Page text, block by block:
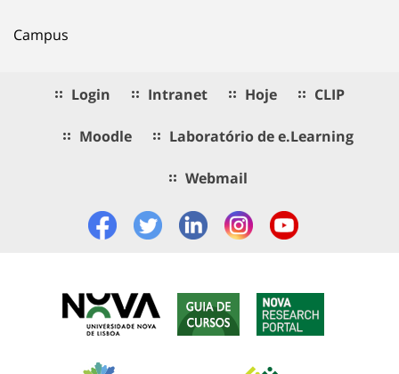
Campus
Login Intranet Hoje CLIP
Moodle Laboratório de e.Learning
Webmail